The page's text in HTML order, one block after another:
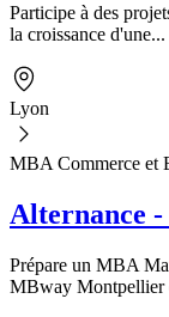
Participe à des
la croissance d'une...
Lyon
MBA Commerce et
Alternance
Prépare un MBA
MBway Montpellier